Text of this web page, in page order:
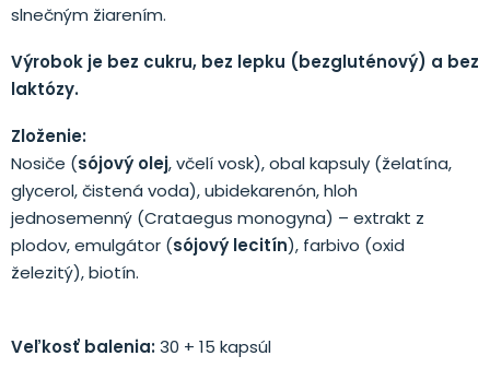
slnečným žiarením.
Výrobok je bez cukru, bez lepku (bezgluténový) a bez
laktózy.
Zloženie:
Nosiče (sójový olej, včelí vosk), obal kapsuly (želatína,
glycerol, čistená voda), ubidekarenón, hloh
jednosemenný (Crataegus monogyna) – extrakt z
plodov, emulgátor (sójový lecitín), farbivo (oxid
železitý), biotín.
Veľkosť balenia:30 + 15 kapsúl